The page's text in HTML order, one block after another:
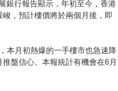
銀行報告顯示，年初至今，香港
，預計樓價將於兩個月後，即
本月初熱爆的一手樓市也急速降
盤信心。本報統計有機會在6月